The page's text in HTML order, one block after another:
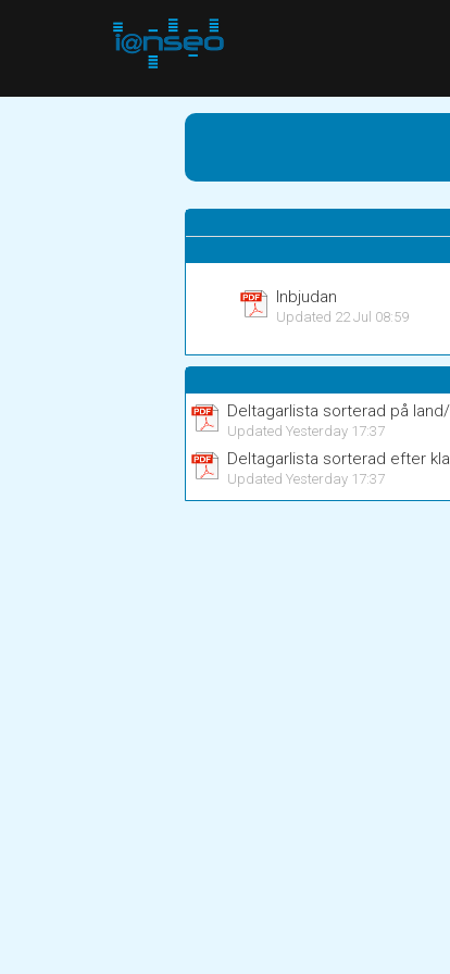
Inbjudan
Updated 22 Jul 08:59
Deltagarlista sorterad på
Updated Yesterday 17:37
Deltagarlista sorterad efter
Updated Yesterday 17:37